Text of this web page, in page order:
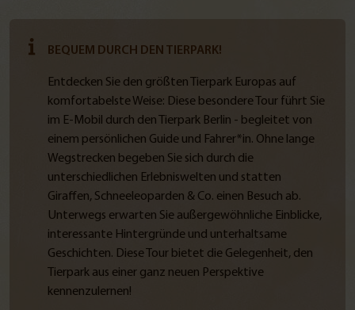
BEQUEM DURCH DEN TIERPARK!
Entdecken Sie den größten Tierpark Europas auf
komfortabelste Weise: Diese besondere Tour führt Sie
im E-Mobil durch den Tierpark Berlin - begleitet von
einem persönlichen Guide und Fahrer*in. Ohne lange
Wegstrecken begeben Sie sich durch die
unterschiedlichen Erlebniswelten und statten
Giraffen, Schneeleoparden & Co. einen Besuch ab.
Unterwegs erwarten Sie außergewöhnliche Einblicke,
interessante Hintergründe und unterhaltsame
Geschichten. Diese Tour bietet die Gelegenheit, den
Tierpark aus einer ganz neuen Perspektive
kennenzulernen!